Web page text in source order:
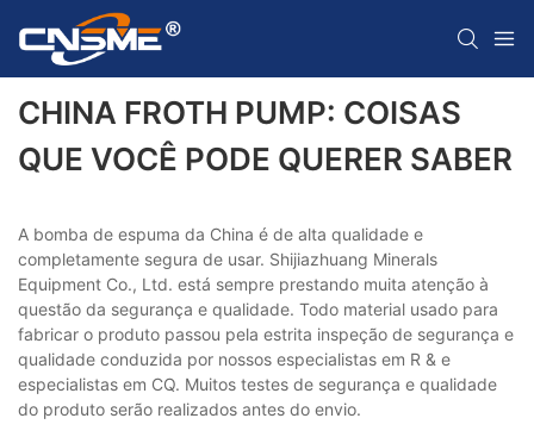
CHINA FROTH PUMP: COISAS
QUE VOCÊ PODE QUERER SABER
A bomba de espuma da China é de alta qualidade e
completamente segura de usar. Shijiazhuang Minerals
Equipment Co., Ltd. está sempre prestando muita atenção à
questão da segurança e qualidade. Todo material usado para
fabricar o produto passou pela estrita inspeção de segurança e
qualidade conduzida por nossos especialistas em R & e
especialistas em CQ. Muitos testes de segurança e qualidade
do produto serão realizados antes do envio.